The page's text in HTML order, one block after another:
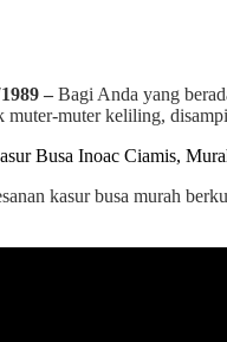
– Bagi Anda yang
muter keliling,
kasur busa murah